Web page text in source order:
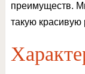
преимуществ.
такую красивую